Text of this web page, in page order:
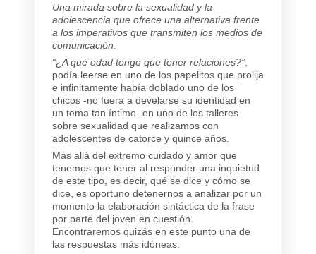
Una mirada sobre la sexualidad y la
adolescencia que ofrece una alternativa frente
a los imperativos que transmiten los medios de
comunicación.
“¿A qué edad tengo que tener relaciones?”
podía leerse en uno de los papelitos que prolija
e infinitamente había doblado uno de los
chicos -no fuera a develarse su identidad en
un tema tan íntimo- en uno de los talleres
sobre sexualidad que realizamos con
adolescentes de catorce y quince años.
Más allá del extremo cuidado y amor que
tenemos que tener al responder una inquietud
de este tipo, es decir, qué se dice y cómo se
dice, es oportuno detenernos a analizar por un
momento la elaboración sintáctica de la frase
por parte del joven en cuestión.
Encontraremos quizás en este punto una de
las respuestas más idóneas.